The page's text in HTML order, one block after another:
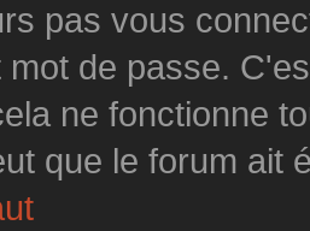
pas vous
de passe.
ne fonctionne
que le forum ait